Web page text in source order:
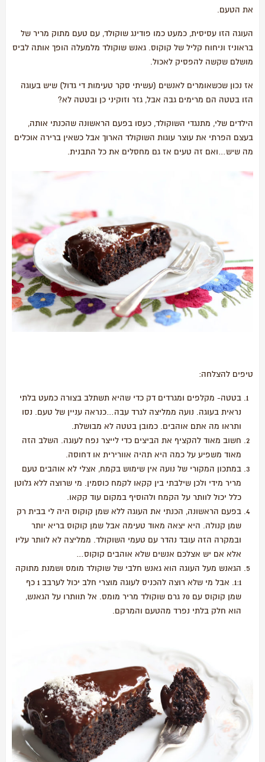
את הטעם.
העוגה הזו עסיסית, כמעט כמו פודינג שוקולד, עם טעם מתוק מריר של
בראוניז וניחוח קליל של קוקוס. גאנש שוקולד מלמעלה הופך אותה לביס
מושלם שקשה להפסיק לאכול.
אז נכון שכשאומרים לאנשים (עשיתי סקר טעימות די גדול) שיש בעוגה
הזו בטטה הם מרימים גבה אבל, גזר וזוקיני כן ובטטה לא?
הילדים שלי, מתנגדי השוקולד, כעסו בפעם הראשונה שהכנתי אותה,
בעצם הפרתי את עוצר עוגות השוקולד הארוך אבל כשאין ברירה אוכלים
מה שיש…ואם זה טעים אז גם מחסלים את כל התבנית.
טיפים להצלחה:
בטטה- מקלפים ומגרדים דק כדי שהיא תשתלב בצורה כמעט בלתי
נראית בעוגה. נועה ממליצה לגרד עבה…כנראה עניין של טעם. נסו
ותראו מה אתם אוהבים. כמובן בטטה לא מבושלת.
חשוב מאוד להקציף את הביצים כדי לייצר נפח לעוגה. השלב הזה
מאוד משפיע על כמה היא תהיה אוורירית או דחוסה.
במתכון המקורי של נועה אין שימוש בקמח, אצלי לא אוהבים טעם
מריר מידי ולכן שילבתי בין קקאו לקמח כוסמין. מי שרוצה ללא גלוטן
כלל יכול לוותר על הקמח ולהוסיף במקום עוד קקאו.
בפעם הראשונה, הכנתי את העוגה ללא שמן קוקוס היה לי בבית רק
שמן קנולה. היא יצאה מאוד טעימה אבל שמן קוקוס בריא יותר
ובמקרה הזה עובד נהדר עם טעמי השוקולד. ממליצה לא לוותר עליו
אלא אם יש אצלכם אנשים שלא אוהבים קוקוס…
הגאנש מעל העוגה הוא גאנש חלבי של שוקולד מומס ושמנת מתוקה
1:1. אבל מי שלא רוצה להכניס לעוגה מוצרי חלב יכול לערבב 1 כף
שמן קוקוס עם 70 גרם שוקולד מריר מומס. אל תוותרו על הגאנש,
הוא חלק בלתי נפרד מהטעם והמרקם.